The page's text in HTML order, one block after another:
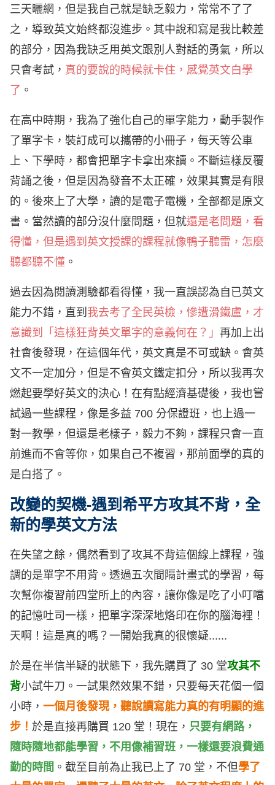
三天曬網，但是我自己就是缺乏毅力，常常不了了
之，導致英文始終都沒進步。其中說和寫是我比較差
的部分，因為我缺乏用英文跟別人對話的勇氣，所以
只會考試， 真的要說的時候就卡住，感覺英文白學
了 。
在高中時期，我為了強化自己的單字能力，動手製作
了單字卡，裝訂成可以攜帶的小冊子，每天等公車
上、下學時，都會把單字卡拿出來讀。不斷這樣反覆
背誦之後，但是因為發音不太正確，效果其實是有限
的。後來上了大學，讀的是電子電機，全部都是原文
書。當然讀的部分沒什麼問題，但就還是老問題，看
得懂，但是遇到英文授課的課程就像鴨子聽雷，怎麼
聽都聽不懂 。
過去因為閱讀測驗都看得懂，我一直誤認為自已英文
能力不錯，直到 我去考了全民英檢，慘遭滑鐵盧，才
意識到「這樣狂背英文單字的意義何在？」 再加上出
社會後發現，在這個年代，英文真是不可或缺。會英
文不一定加分，但是不會英文鐵定扣分，所以我再次
燃起要學好英文的決心！在有點經濟基礎後，我也嘗
試過一些課程，像是多益 700 分保證班，也上過一
對一教學，但還是老樣子，毅力不夠，課程只會一直
前進而不會等你，如果自己不複習，那前面學的真的
是白搭了。
改變的契機-遇到希平方攻其不背，全
新的學英文方法
在失望之餘，偶然看到了攻其不背這個線上課程，強
調的是單字不用背。透過五次間隔計畫式的學習，每
次幫你複習前四堂所上的內容，讓你像是吃了小叮噹
的記憶吐司一樣，把單字深深地烙印在你的腦海裡！
天啊！這是真的嗎？一開始我真的很懷疑......
於是在半信半疑的狀態下，我先購買了 30 堂攻其不
背小試牛刀。一試果然效果不錯，只要每天花個一個
小時， 一個月後發現，聽說讀寫能力真的有明顯的進
步！ 於是直接再購買 120 堂！現在， 只要有網路，
隨時隨地都能學習，不用像補習班，一樣還要浪費通
勤的時間 。截至目前為止我已上了 70 堂，不但學了